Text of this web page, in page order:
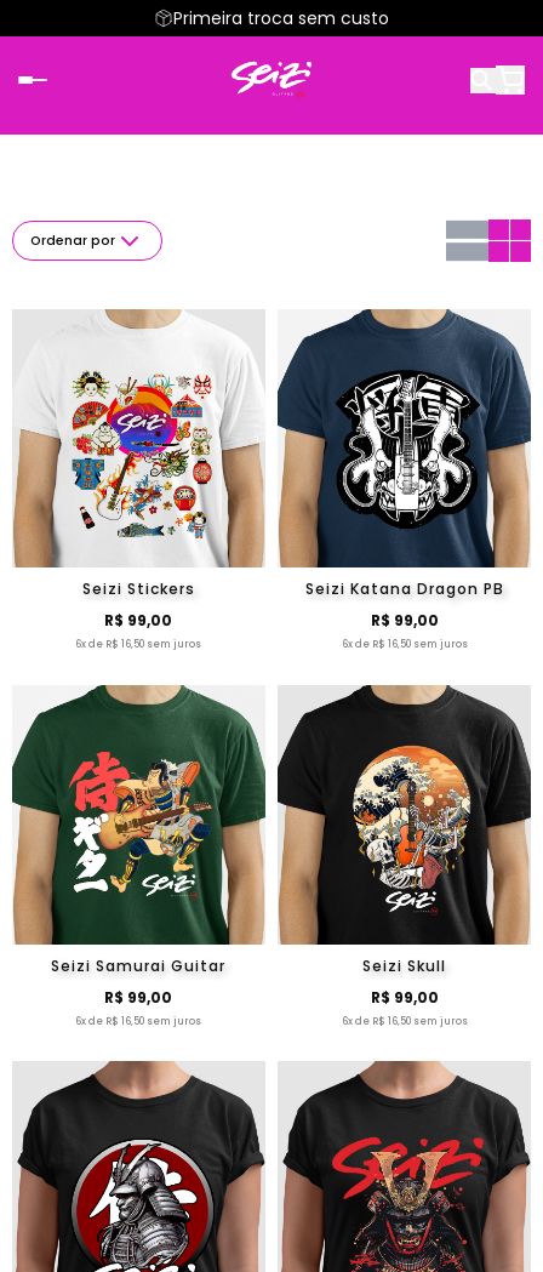
Primeira troca sem custo
Ordenar por
Seizi Stickers
R$ 99,00
6x de R$ 16,50 sem juros
Seizi Katana Dragon PB
R$ 99,00
6x de R$ 16,50 sem juros
Seizi Samurai Guitar
R$ 99,00
6x de R$ 16,50 sem juros
Seizi Skull
R$ 99,00
6x de R$ 16,50 sem juros